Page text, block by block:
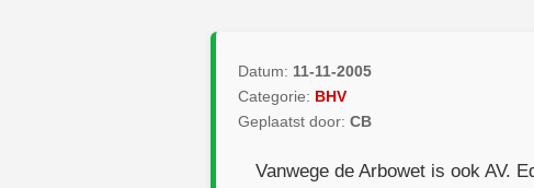
Datum: 11-11-2005
Categorie: BHV
Geplaatst door: CB
Vanwege de Arbowet is ook AV.